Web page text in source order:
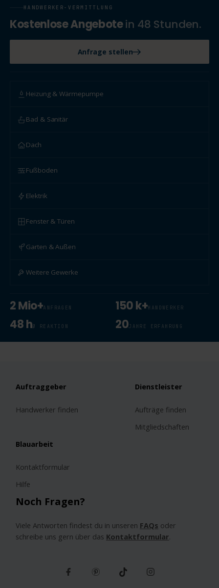
HANDWERKER-VERMITTLUNG
Kostenlose Angebotein 48 Stunden.
Anfrage stellen
Heizung & Wärmepumpe
Bad & Sanitär
Dach
Fußboden
Elektrik
Fenster & Türen
Garten & Außen
Weitere Gewerke
2 Mio+ANFRAGEN 150 k+HANDWERKER
48 hØ REAKTION 20JAHRE ERFAHRUNG
Noch Fragen?
Viele Antworten findest du in unseren FAQs oder
schreibe uns gern über das Kontaktformular.
Auftraggeber
Handwerker finden
Dienstleister
Aufträge finden
Mitgliedschaften
Blauarbeit
Kontaktformular
Hilfe